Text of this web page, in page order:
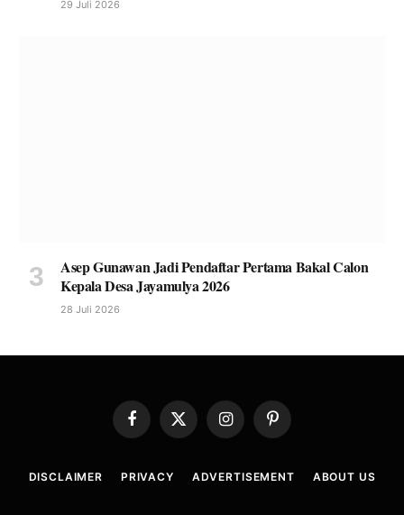
29 Juli 2026
Asep Gunawan Jadi Pendaftar Pertama Bakal Calon
Kepala Desa Jayamulya 2026
28 Juli 2026
Facebook
X
(Twitter)
InstagramPinterest
DISCLAIMER PRIVACY ADVERTISEMENT ABOUT US